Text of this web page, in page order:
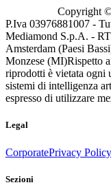
Copyright
P.Iva 03976881007 -
Mediamond S.p.A. -
Amsterdam (Paesi
Monzese (MI)Rispetto
riprodotti è vietata ogni
sistemi di intelligenza
espresso di utilizzare
Legal
CorporatePrivacy Policy
Sezioni